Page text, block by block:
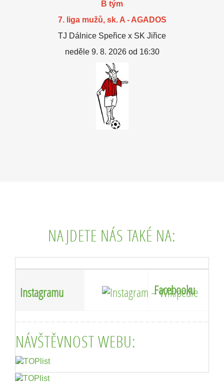
B tým
7. liga mužů, sk. A - AGADOS
TJ Dálnice Speřice x SK Jiřice
neděle 9. 8. 2026 od 16:30
NAJDETE NÁS TAKÉ NA:
Instagramu Facebooku
NÁVŠTĚVNOST WEBU: